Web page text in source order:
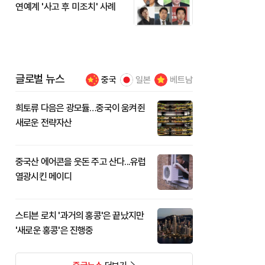
연예계 '사고 후 미조치' 사례
글로벌 뉴스 중국 일본 베트남
희토류 다음은 광모듈…중국이 움켜쥔
새로운 전략자산
중국산 에어콘을 웃돈 주고 산다...유럽
열광시킨 메이디
스티븐 로치 '과거의 홍콩'은 끝났지만
'새로운 홍콩'은 진행중